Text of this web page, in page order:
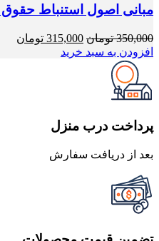
مبانی اصول استنباط
350,000 تومان قیمت
اصلی
315,000 تومان
افزودن به سبد خرید
پرداخت درب منزل
بعد از دریافت سفارش